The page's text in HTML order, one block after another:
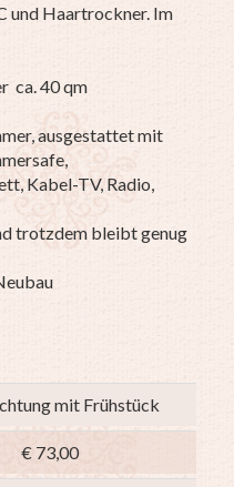
und Haartrockner. Im
ca. 40 qm
ausgestattet mit
Kabel-TV, Radio,
trotzdem bleibt genug
mit Frühstück
€ 73,00